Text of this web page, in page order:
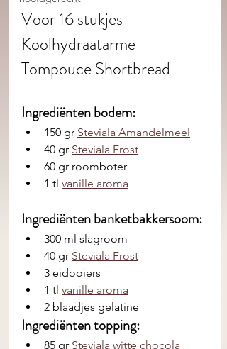
Voor 16 stukjes
Koolhydraatarme
Tompouce Shortbread
Ingrediënten bodem:
150 gr Steviala Amandelmeel
40 gr Steviala Frost
60 gr roomboter
1 tl vanille aroma
Ingrediënten banketbakkersoom:
300 ml slagroom
40 gr Steviala Frost
3 eidooiers
1 tl vanille aroma
2 blaadjes gelatine
Ingrediënten topping:
85 gr Steviala witte chocola